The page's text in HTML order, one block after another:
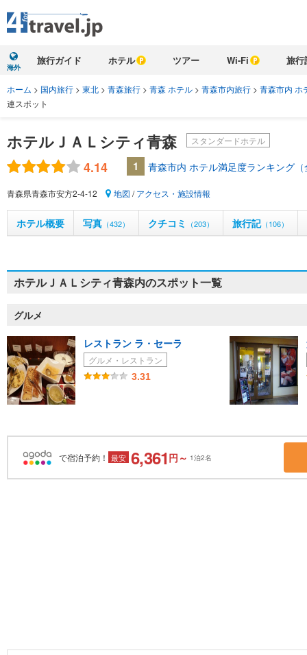
海外
旅行ガイド ホテル ツアー Wi-Fi 旅行
ホーム > 国内旅行 > 東北 > 青森旅行 > 青森 ホテル > 青森市内旅行 > 青森市内 ホ
連スポット
ホテルＪＡＬシティ青森 スタンダードホテル
4.14 1 青森市内 ホテル満足度ランキング（
青森県青森市安方2-4-12 地図 /アクセス・施設情報
ホテル概要 写真 （432） クチコミ （203） 旅行記（106）
ホテルＪＡＬシティ青森内のスポット一覧
グルメ
レストラン ラ・セーラ
グルメ・レストラン
3.31
で宿泊予約！ 最安 6,361 円～ 1泊2名